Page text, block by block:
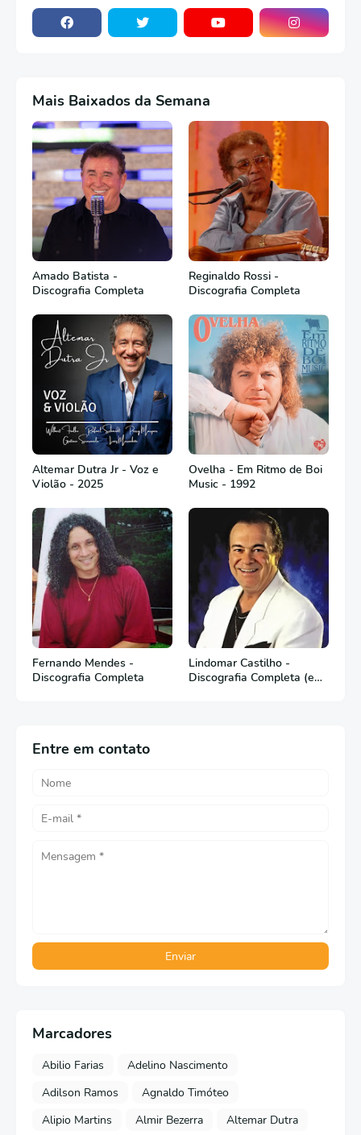
Mais Baixados da Semana
Amado Batista -
Discografia Completa
Reginaldo Rossi -
Discografia Completa
Altemar Dutra Jr - Voz e
Violão - 2025
Ovelha - Em Ritmo de Boi
Music - 1992
Fernando Mendes -
Discografia Completa
Lindomar Castilho -
Discografia Completa (em
Entre em contato
Marcadores
Abilio Farias
Adelino Nascimento
Adilson Ramos
Agnaldo Timóteo
Alipio Martins
Almir Bezerra
Altemar Dutra